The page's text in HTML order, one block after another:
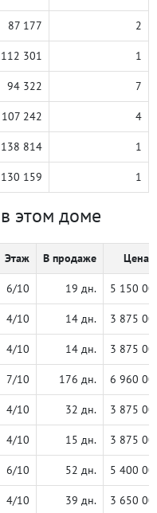
87 177 2
112 301 1
94 322 7
107 242 4
138 814 1
130 159 1
этом доме
Этаж В продаже Цена,
6/10 19 дн. 5 150
4/10 14 дн. 3 875
4/10 14 дн. 3 875
7/10 176 дн. 6 960
4/10 32 дн. 3 875
4/10 15 дн. 3 875
6/10 52 дн. 5 400
4/10 39 дн. 3 650